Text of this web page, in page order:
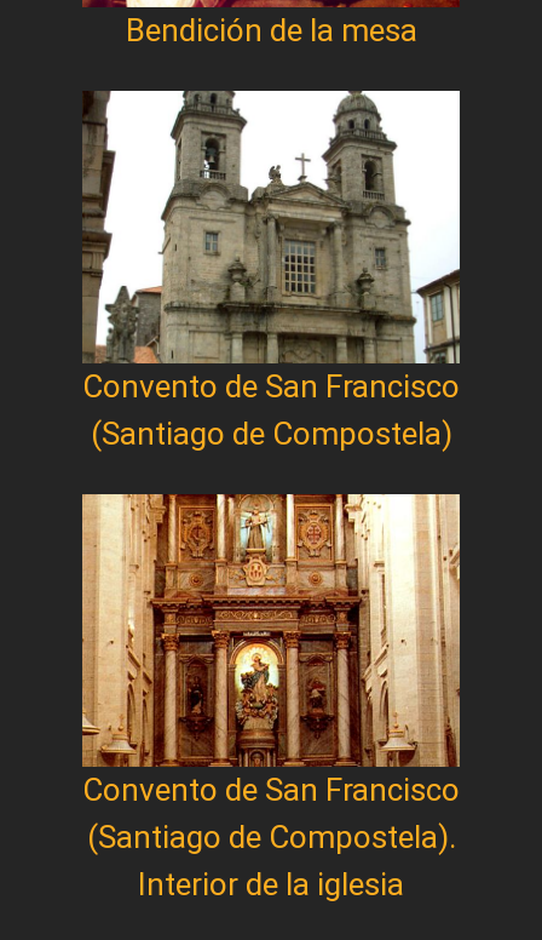
Bendición de la mesa
Convento de San Francisco
(Santiago de Compostela)
Convento de San Francisco
(Santiago de Compostela).
Interior de la iglesia